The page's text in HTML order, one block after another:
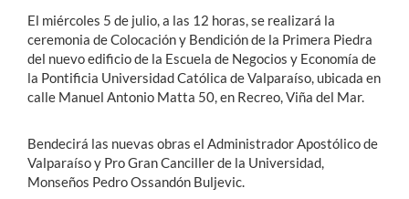
English
El miércoles 5 de julio, a las 12 horas, se realizará la
ceremonia de Colocación y Bendición de la Primera Piedra
del nuevo edificio de la Escuela de Negocios y Economía de
la Pontificia Universidad Católica de Valparaíso, ubicada en
calle Manuel Antonio Matta 50, en Recreo, Viña del Mar.
Bendecirá las nuevas obras el Administrador Apostólico de
Valparaíso y Pro Gran Canciller de la Universidad,
Monseños Pedro Ossandón Buljevic.